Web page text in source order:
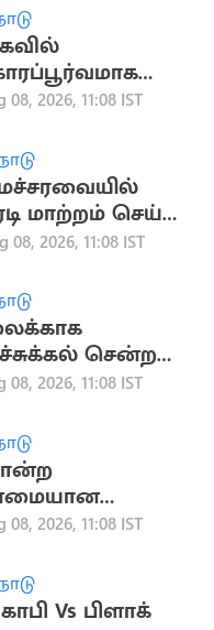
நடிகை
08, 2026, 11:08 IST
மாற்றம் செய்ய
விஜய்
08, 2026, 11:08 IST
சென்ற
பெண்..
08, 2026, 11:08 IST
செய்ய
08, 2026, 11:08 IST
Vs பிளாக்